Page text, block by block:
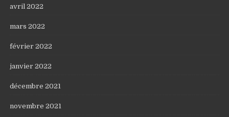
avril 2022
mars 2022
février 2022
janvier 2022
décembre 2021
novembre 2021